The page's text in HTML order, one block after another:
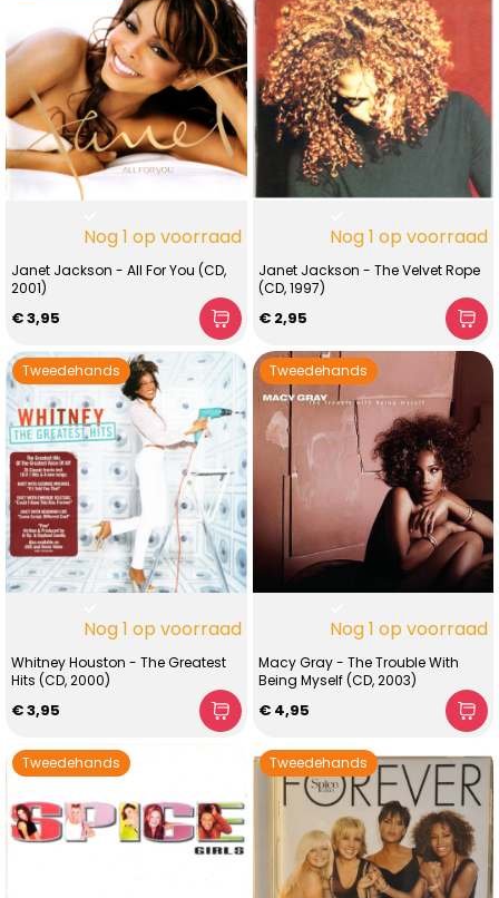
Nog 1 op voorraad
Janet Jackson - All For You (CD,
2001)
€ 3,95
Nog 1 op voorraad
Janet Jackson - The Velvet Rope
(CD, 1997)
€ 2,95
Tweedehands
Nog 1 op voorraad
Whitney Houston - The Greatest
Hits (CD, 2000)
€ 3,95
Tweedehands
Nog 1 op voorraad
Macy Gray - The Trouble With
Being Myself (CD, 2003)
€ 4,95
Tweedehands Tweedehands